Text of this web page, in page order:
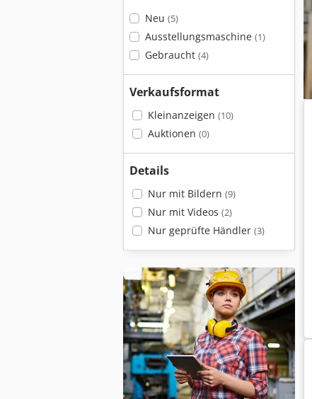
Neu (5)
Ausstellungsmaschine (1)
Gebraucht (4)
Verkaufsformat
Kleinanzeigen (10)
Auktionen (0)
Details
Nur mit Bildern (9)
Nur mit Videos (2)
Nur geprüfte Händler (3)